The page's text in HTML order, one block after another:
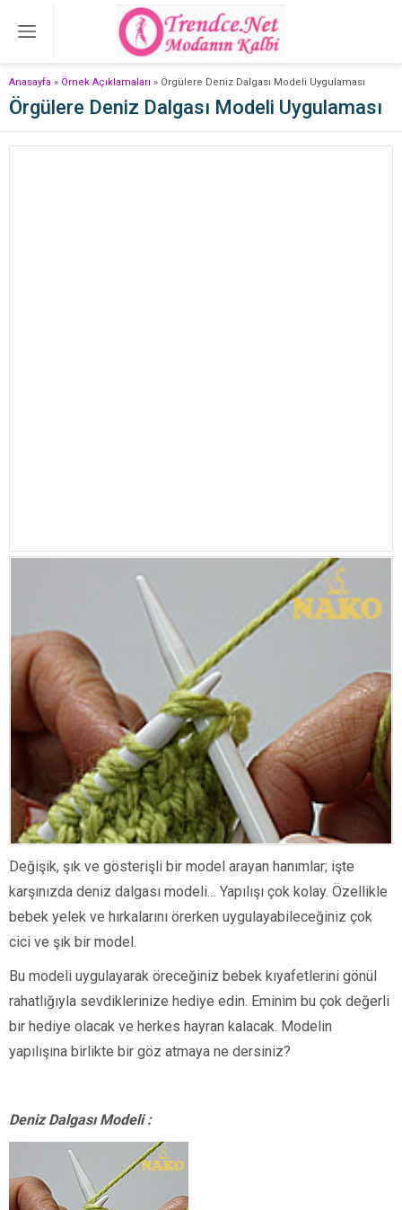
Anasayfa » Örnek Açıklamaları » Örgülere Deniz Dalgası Modeli Uygulaması
Örgülere Deniz Dalgası Modeli Uygulaması
Değişik, şık ve gösterişli bir model arayan hanımlar; işte
karşınızda deniz dalgası modeli… Yapılışı çok kolay. Özellikle
bebek yelek ve hırkalarını örerken uygulayabileceğiniz çok
cici ve şık bir model.
Bu modeli uygulayarak öreceğiniz bebek kıyafetlerini gönül
rahatlığıyla sevdiklerinize hediye edin. Eminim bu çok değerli
bir hediye olacak ve herkes hayran kalacak. Modelin
yapılışına birlikte bir göz atmaya ne dersiniz?
Deniz Dalgası Modeli :